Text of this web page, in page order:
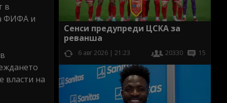
в
ФИФА и
власти на
Сенси предупреди ЦСКА за
реванша
6 авг 2026 | 21:23 20330 15